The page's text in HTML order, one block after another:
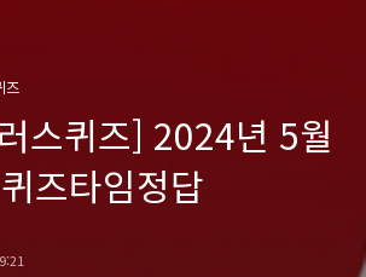
즈
스퀴즈] 2024년 5월
즈타임정답